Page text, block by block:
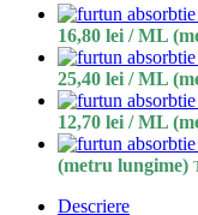
16,80 lei / ML
25,40 lei / ML
12,70 lei / ML
(metru lungime)
Descriere